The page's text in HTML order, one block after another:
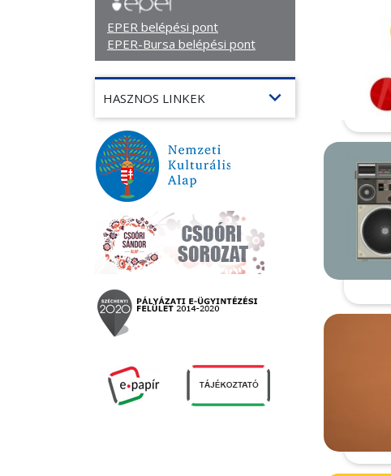
EPER belépési pont
EPER-Bursa belépési pont
HASZNOS LINKEK expand_more